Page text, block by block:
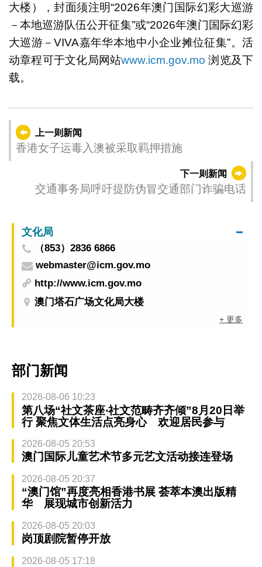
大楼），封面须注明“2026年澳门国际幻彩大巡游
－本地巡游队伍公开征集”或“2026年澳门国际幻彩
大巡游－VIVA嘉年华本地中小企业摊位征集”。活
动章程可于文化局网站www.icm.gov.mo 浏览及下
载。
上一则新闻
香港女子运毒入澳被采取羁押措施
下一则新闻
交通事务局呼吁提防伪冒交通部门诈骗电话
文化局
（853）2836 6866
webmaster@icm.gov.mo
http://www.icm.gov.mo
澳门塔石广场文化局大楼
+ 更多
部门新闻
2026-08-06 10:23
第八场“社文茶座‧社文范畴齐齐倾”8月20日举
行 聚焦文体生活点亮身心 欢迎居民参与
2026-08-05 20:53
澳门国际儿童艺术节多元艺文活动接连登场
2026-08-05 20:37
“澳门馆”再度亮相香港书展 荟萃本澳出版精
华 展现城市创新活力
2026-08-05 20:03
岗顶剧院暂停开放
2026-08-05 17:18